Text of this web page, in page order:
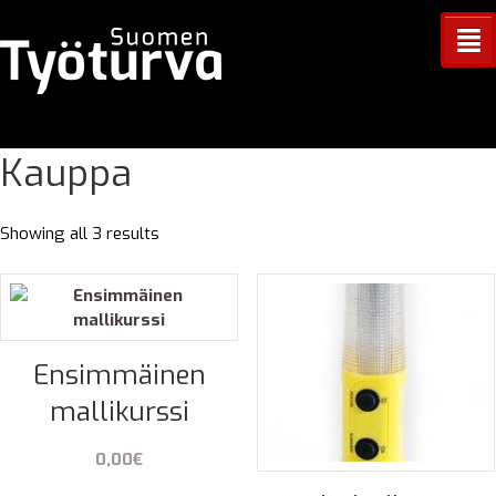
²
Kauppa
Showing all 3 results
Ensimmäinen
mallikurssi
0,00€